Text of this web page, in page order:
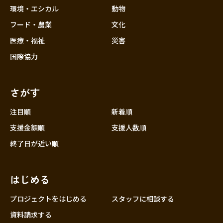
環境・エシカル
フード・農業
医療・福祉
国際協力
動物
文化
災害
さがす
注目順
新着順
支援金額順
支援人数順
終了日が近い順
はじめる
プロジェクトをはじめる
スタッフに相談する
資料請求する